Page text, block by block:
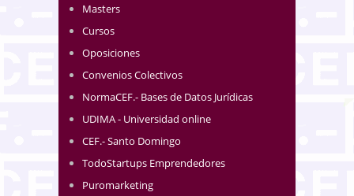
Masters
Cursos
Oposiciones
Convenios Colectivos
NormaCEF.- Bases de Datos Jurídicas
UDIMA - Universidad online
CEF.- Santo Domingo
TodoStartups Emprendedores
Puromarketing